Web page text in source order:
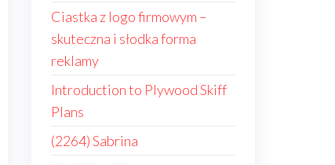
Ciastka z logo firmowym –
skuteczna i słodka forma
reklamy
Introduction to Plywood Skiff
Plans
(2264) Sabrina